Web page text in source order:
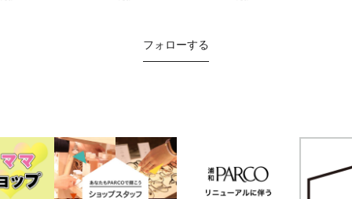
フォローする